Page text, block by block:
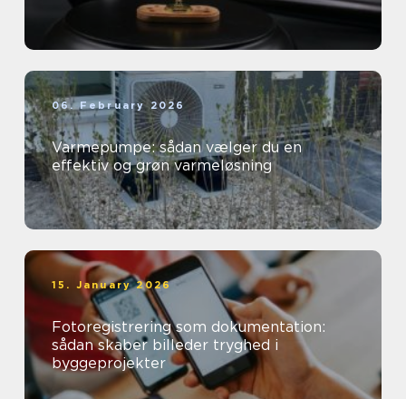
06. February 2026
Varmepumpe: sådan vælger du en
effektiv og grøn varmeløsning
15. January 2026
Fotoregistrering som dokumentation:
sådan skaber billeder tryghed i
byggeprojekter